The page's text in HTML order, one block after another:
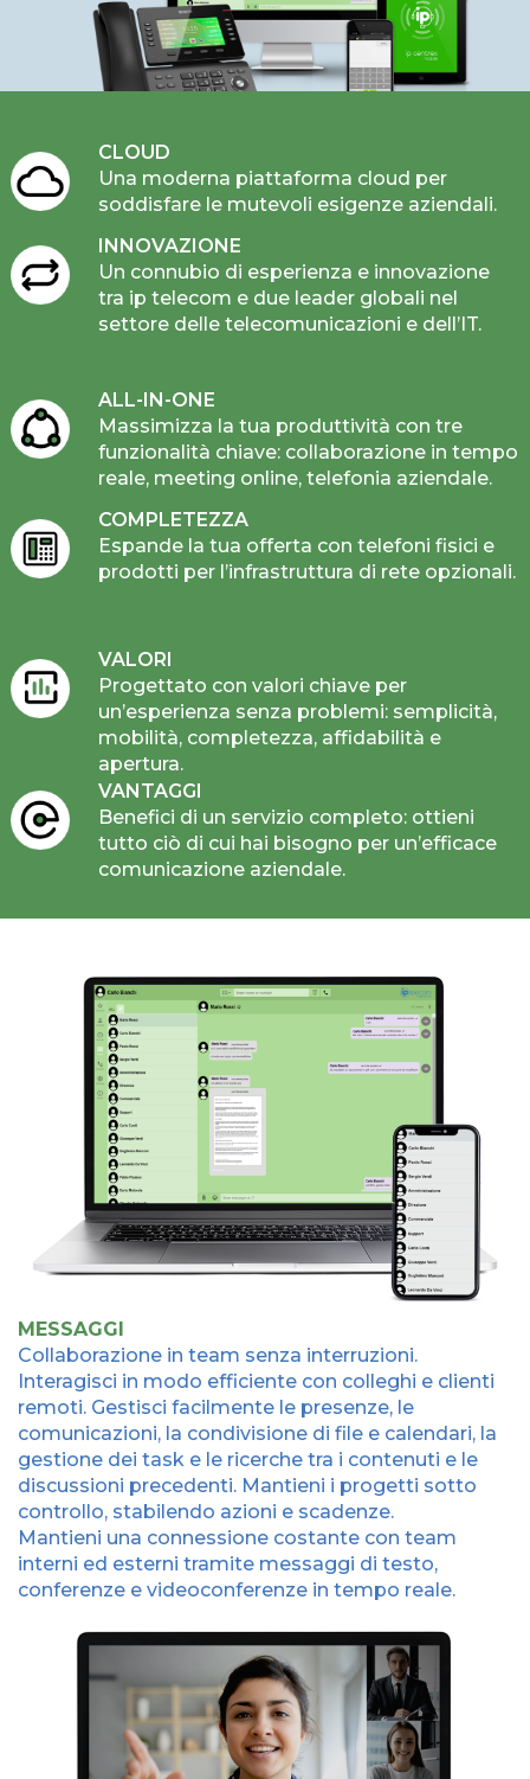
CLOUD
Una moderna piattaforma cloud per
soddisfare le mutevoli esigenze aziendali.
INNOVAZIONE
Un connubio di esperienza e innovazione
tra ip telecom e due leader globali nel
settore delle telecomunicazioni e dell’IT.
ALL-IN-ONE
Massimizza la tua produttività con tre
funzionalità chiave: collaborazione in tempo
reale, meeting online, telefonia aziendale.
COMPLETEZZA
Espande la tua offerta con telefoni fisici e
prodotti per l’infrastruttura di rete opzionali.
VALORI
Progettato con valori chiave per
un’esperienza senza problemi: semplicità,
mobilità, completezza, affidabilità e
apertura.
VANTAGGI
Benefici di un servizio completo: ottieni
tutto ciò di cui hai bisogno per un’efficace
comunicazione aziendale.
MESSAGGI
Collaborazione in team senza interruzioni.
Interagisci in modo efficiente con colleghi e clienti
remoti. Gestisci facilmente le presenze, le
comunicazioni, la condivisione di file e calendari, la
gestione dei task e le ricerche tra i contenuti e le
discussioni precedenti. Mantieni i progetti sotto
controllo, stabilendo azioni e scadenze.
Mantieni una connessione costante con team
interni ed esterni tramite messaggi di testo,
conferenze e videoconferenze in tempo reale.